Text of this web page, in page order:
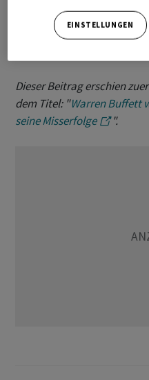
grossen Deals mehr
sogar manchmal in Frage
Dieser Beitrag erschien
dem Titel: "Warren Buffett
seine Misserfolge
".
EINSTELLUNGEN